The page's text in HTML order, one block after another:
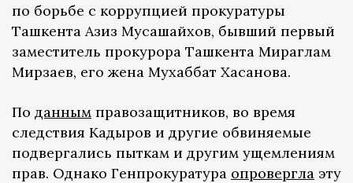
по борьбе с коррупцией прокуратуры
Ташкента Азиз Мусашайхов, бывший первый
заместитель прокурора Ташкента Мираглам
Мирзаев, его жена Мухаббат Хасанова.
По данным правозащитников, во время
следствия Кадыров и другие обвиняемые
подвергались пыткам и другим ущемлениям
прав. Однако Генпрокуратура опровергла эту